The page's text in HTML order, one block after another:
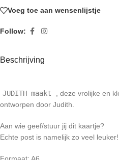
Voeg toe aan wensenlijstje
Follow:
Beschrijving
JUDITH maakt
, deze vrolijke en
ontworpen door Judith.
Aan wie geef/stuur jij dit kaartje?
Echte post is namelijk zo veel leuker!
Formaat: A6